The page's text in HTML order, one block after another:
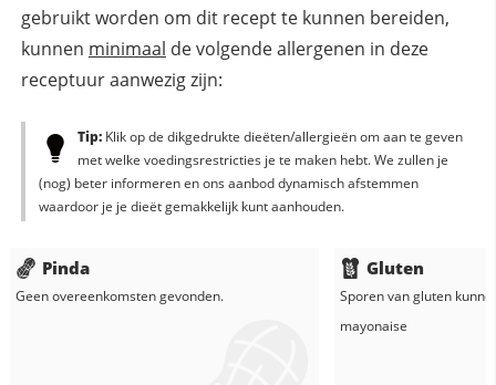
gebruikt worden om dit recept te kunnen bereiden,
kunnen minimaal de volgende allergenen in deze
receptuur aanwezig zijn:
Tip:Klik op de dikgedrukte dieëten/allergieën om aan te geven
met welke voedingsrestricties je te maken hebt. We zullen je
(nog) beter informeren en ons aanbod dynamisch afstemmen
waardoor je je dieët gemakkelijk kunt aanhouden.
Pinda
Geen overeenkomsten gevonden.
Gluten
Sporen van gluten
mayonaise